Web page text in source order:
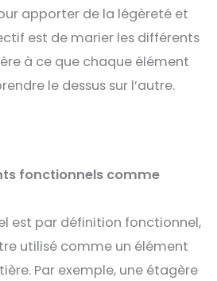
apporter de la légèreté et
est de marier les différents
à ce que chaque élément
le dessus sur l’autre.
fonctionnels comme
est par définition fonctionnel,
utilisé comme un élément
Par exemple, une étagère